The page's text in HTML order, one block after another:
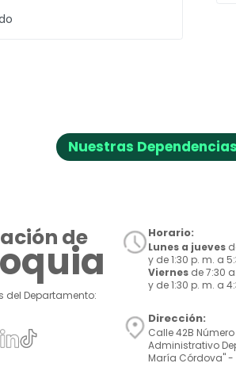
Nuestras Dependencias
de
del Departamento:
Horario:
Lunes a jueves
y de 1:30 p. m. a
Viernes de 7:30
y de 1:30 p. m. a
Dirección:
Calle 42B
Administrativo
María Córdova" -